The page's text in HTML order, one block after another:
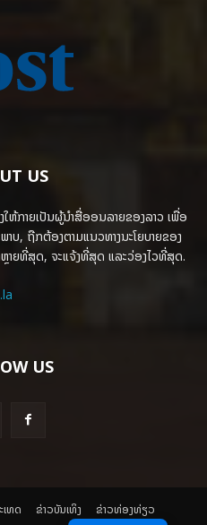
US
ຫ້ກາຍເປັນຜູ້ນຳສື່ອອນລາຍຂອງລາວ ເພື່ອ
ບ, ຖືກຕ້ອງຕາມແນວທາງນະໂຍບາຍຂອງ
ຍທີ່ສຸດ, ຈະແຈ້ງທີ່ສຸດ ແລະວ່ອງໄວທີ່ສຸດ.
US
ເທດ ​ຂ່າວບັນເທິງ
​ຂ່າວທ່ອງທ່ຽວ